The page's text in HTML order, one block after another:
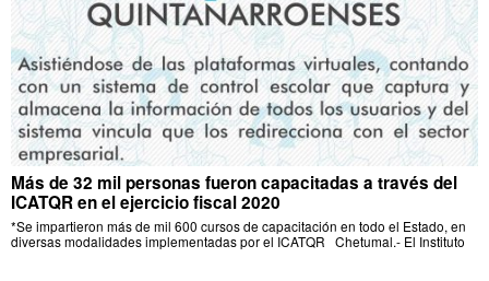
Más de 32 mil personas fueron capacitadas a través del
ICATQR en el ejercicio fiscal 2020
*Se impartieron más de mil 600 cursos de capacitación en todo el Estado, en
diversas modalidades implementadas por el ICATQR Chetumal.- El Instituto